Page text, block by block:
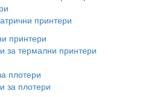
принтери
принтери
за термални принтери
плотери
за плотери